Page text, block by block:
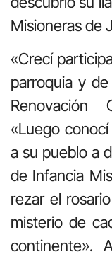
Misioneras de
«Crecí
parroquia y
Renovación
«Luego
a su pueblo a
de Infancia
rezar el
misterio de
continente».